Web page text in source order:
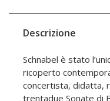
Descrizione
Schnabel è stato
ricoperto
concertista, didatta,
trentadue Sonate di